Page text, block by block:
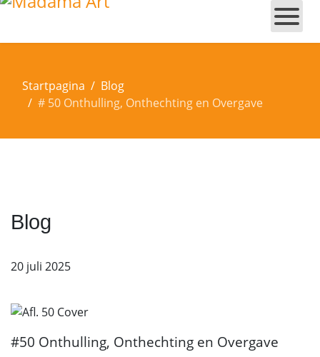
Startpagina
Blog
# 50 Onthulling, Onthechting en Overgave
Blog
20 juli 2025
#50 Onthulling, Onthechting en Overgave